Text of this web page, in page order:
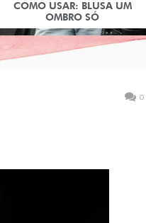
COMO USAR: BLUSA UM
OMBRO SÓ
0